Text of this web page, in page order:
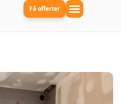
Få offerter